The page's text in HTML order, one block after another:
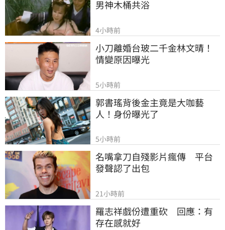
男神木桶共浴
4小時前
小刀離婚台玻二千金林文晴！
情變原因曝光
5小時前
郭書瑤背後金主竟是大咖藝
人！身份曝光了
5小時前
名嘴拿刀自殘影片瘋傳　平台
發聲認了出包
21小時前
羅志祥戲份遭重砍　回應：有
存在感就好